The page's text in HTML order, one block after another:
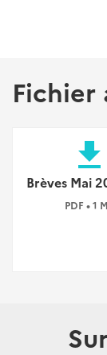
Fichier
file_download
Brèves Mai
PDF • 1